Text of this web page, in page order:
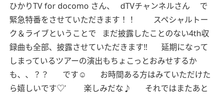
ひかりTV for docomo さん、
dTVチャンネルさん
で
緊急特番をさせていただきます！！
スペシャルトー
ク＆ライブということで
まだ披露したことのない4th収
録曲も全部、披露させていただきます‼︎
延期になって
しまっているツアーの演出もちょこっとおみせするか
も、、？？
です☺︎
お時間ある方はみていただけた
ら嬉しいです♡︎ʾ
楽しみだな♪
それではまたあと